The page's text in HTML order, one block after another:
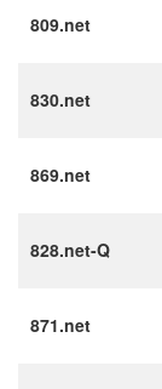
809.net
830.net
869.net
828.net-Q
871.net